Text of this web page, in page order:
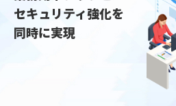
セキュリティ強化を
同時に実現